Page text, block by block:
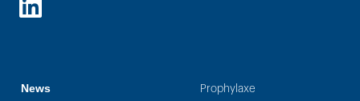
LinkedIn
News Prophylaxe